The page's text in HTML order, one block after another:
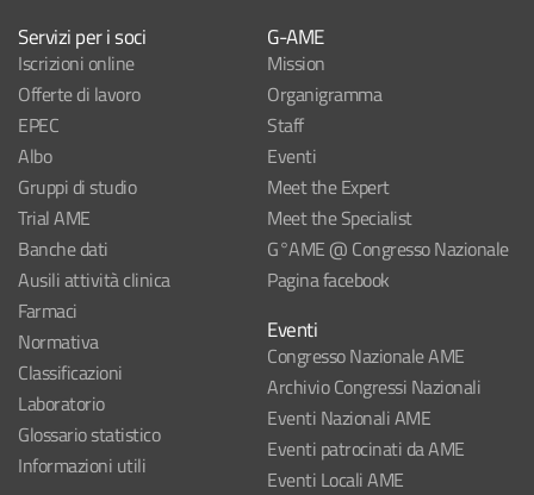
Servizi per i soci
Iscrizioni online
Offerte di lavoro
EPEC
Albo
Gruppi di studio
Trial AME
Banche dati
Ausili attività clinica
Farmaci
Normativa
Classificazioni
Laboratorio
Glossario statistico
Informazioni utili
G-AME
Mission
Organigramma
Staff
Eventi
Meet the Expert
Meet the Specialist
G°AME @ Congresso Nazionale
Pagina facebook
Eventi
Congresso Nazionale AME
Archivio Congressi Nazionali
Eventi Nazionali AME
Eventi patrocinati da AME
Eventi Locali AME